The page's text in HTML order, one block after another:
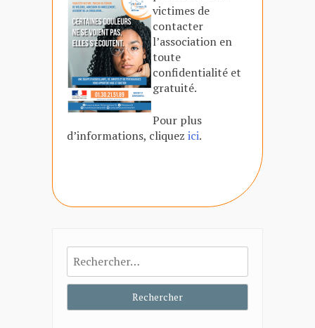
victimes de
contacter
l’association en
toute
confidentialité et
gratuité.
Pour plus
d’informations, cliquez ici.
Rechercher :